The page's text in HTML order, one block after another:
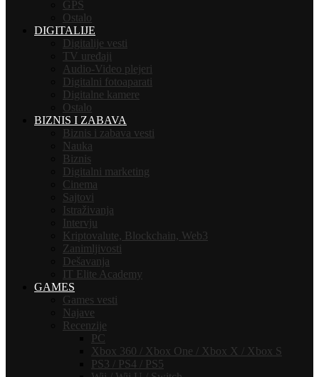
GPS
Ostalo
DIGITALIJE
Digitalije vesti
TV uređaji
Audio-Video plejeri
Digitalni fotoaparati
Digitalne kamere
Ostalo
BIZNIS I ZABAVA
Biznis i zabava vesti
Nauka
Biznis
Digitalni marketing
Cinema
Sajtovi
Istraživanja
Intervju
Kriptovalute, Blockchain, Web3
Zanimljivosti
Dešavanja
IT Elite Academy
GAMES
Games vesti
Najave
Recenzije
PC
Xbox 360 / Xbox One / Xbox X / Xbox S
PS3 / PS4 / PS5